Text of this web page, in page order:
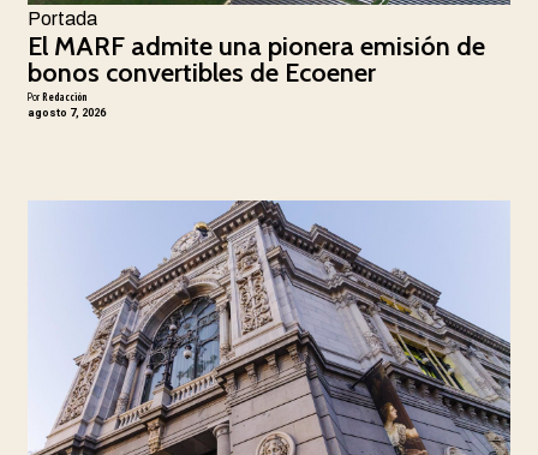
Portada
El MARF admite una pionera emisión de
bonos convertibles de Ecoener
PorRedacción
agosto 7, 2026